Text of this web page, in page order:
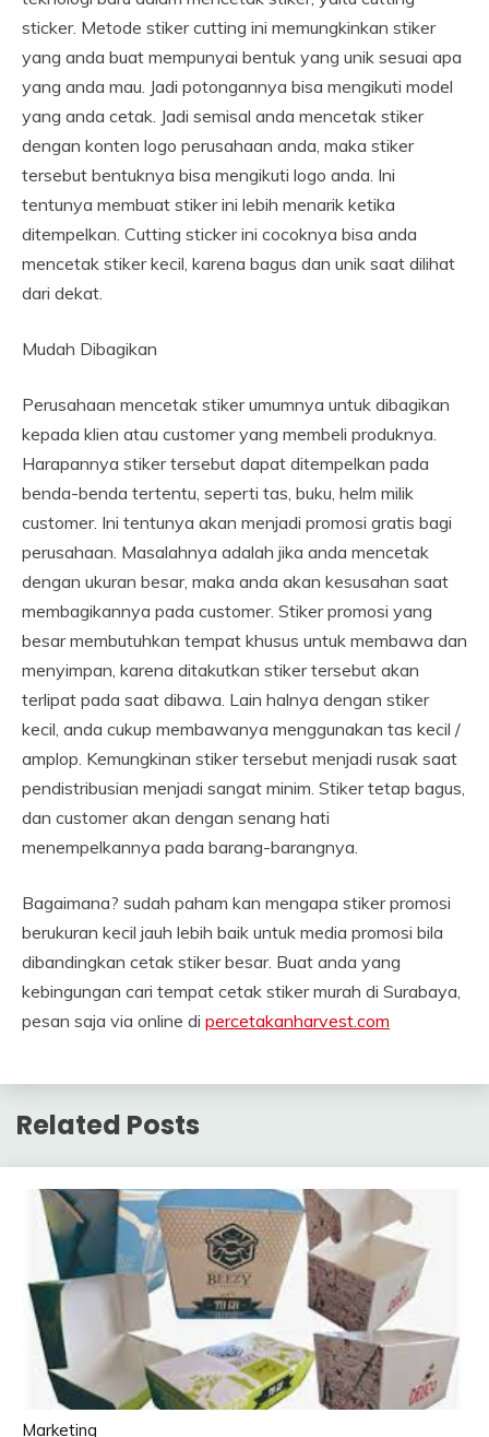
sticker. Metode stiker cutting ini memungkinkan stiker
yang anda buat mempunyai bentuk yang unik sesuai apa
yang anda mau. Jadi potongannya bisa mengikuti model
yang anda cetak. Jadi semisal anda mencetak stiker
dengan konten logo perusahaan anda, maka stiker
tersebut bentuknya bisa mengikuti logo anda. Ini
tentunya membuat stiker ini lebih menarik ketika
ditempelkan. Cutting sticker ini cocoknya bisa anda
mencetak stiker kecil, karena bagus dan unik saat dilihat
dari dekat.
Mudah Dibagikan
Perusahaan mencetak stiker umumnya untuk dibagikan
kepada klien atau customer yang membeli produknya.
Harapannya stiker tersebut dapat ditempelkan pada
benda-benda tertentu, seperti tas, buku, helm milik
customer. Ini tentunya akan menjadi promosi gratis bagi
perusahaan. Masalahnya adalah jika anda mencetak
dengan ukuran besar, maka anda akan kesusahan saat
membagikannya pada customer. Stiker promosi yang
besar membutuhkan tempat khusus untuk membawa dan
menyimpan, karena ditakutkan stiker tersebut akan
terlipat pada saat dibawa. Lain halnya dengan stiker
kecil, anda cukup membawanya menggunakan tas kecil /
amplop. Kemungkinan stiker tersebut menjadi rusak saat
pendistribusian menjadi sangat minim. Stiker tetap bagus,
dan customer akan dengan senang hati
menempelkannya pada barang-barangnya.
Bagaimana? sudah paham kan mengapa stiker promosi
berukuran kecil jauh lebih baik untuk media promosi bila
dibandingkan cetak stiker besar. Buat anda yang
kebingungan cari tempat cetak stiker murah di Surabaya,
pesan saja via online di percetakanharvest.com
Related Posts
Marketing